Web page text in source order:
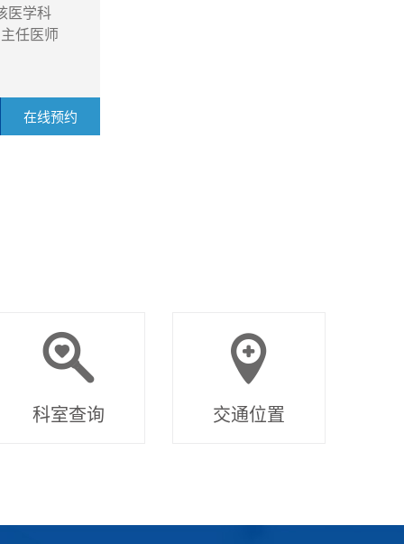
医学科
任医师
在线预约
科室查询 交通位置